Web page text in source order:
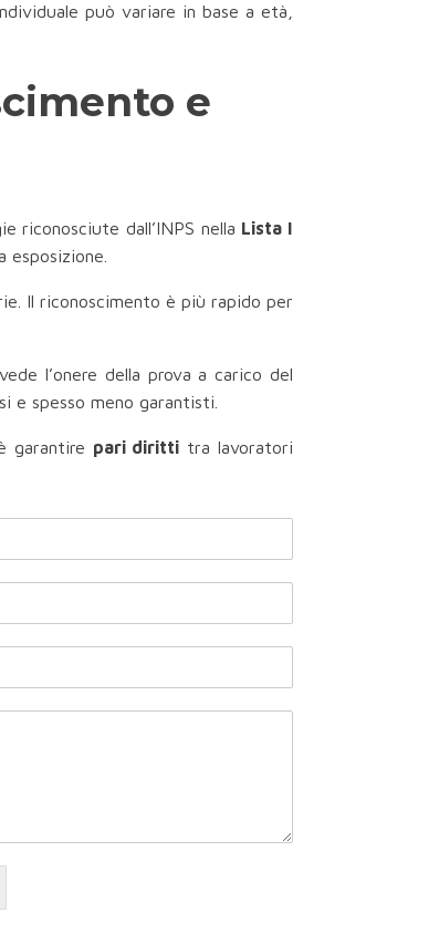
può variare in base a età,
e
riconosciute dall’INPS nella Lista I
Il riconoscimento è più rapido per
l’onere della prova a carico del
e spesso meno garantisti.
garantire pari diritti tra lavoratori